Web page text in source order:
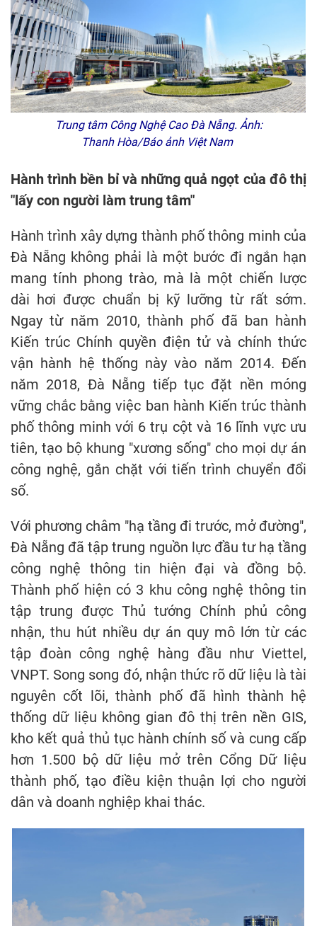
Trung tâm Công Nghệ Cao Đà Nẵng. Ảnh:
Thanh Hòa/Báo ảnh Việt Nam
Hành trình bền bỉ và những quả ngọt của đô thị
"lấy con người làm trung tâm"
Hành trình xây dựng thành phố thông minh của
Đà Nẵng không phải là một bước đi ngắn hạn
mang tính phong trào, mà là một chiến lược
dài hơi được chuẩn bị kỹ lưỡng từ rất sớm.
Ngay từ năm 2010, thành phố đã ban hành
Kiến trúc Chính quyền điện tử và chính thức
vận hành hệ thống này vào năm 2014. Đến
năm 2018, Đà Nẵng tiếp tục đặt nền móng
vững chắc bằng việc ban hành Kiến trúc thành
phố thông minh với 6 trụ cột và 16 lĩnh vực ưu
tiên, tạo bộ khung "xương sống" cho mọi dự án
công nghệ, gắn chặt với tiến trình chuyển đổi
số.
Với phương châm "hạ tầng đi trước, mở đường",
Đà Nẵng đã tập trung nguồn lực đầu tư hạ tầng
công nghệ thông tin hiện đại và đồng bộ.
Thành phố hiện có 3 khu công nghệ thông tin
tập trung được Thủ tướng Chính phủ công
nhận, thu hút nhiều dự án quy mô lớn từ các
tập đoàn công nghệ hàng đầu như Viettel,
VNPT. Song song đó, nhận thức rõ dữ liệu là tài
nguyên cốt lõi, thành phố đã hình thành hệ
thống dữ liệu không gian đô thị trên nền GIS,
kho kết quả thủ tục hành chính số và cung cấp
hơn 1.500 bộ dữ liệu mở trên Cổng Dữ liệu
thành phố, tạo điều kiện thuận lợi cho người
dân và doanh nghiệp khai thác.